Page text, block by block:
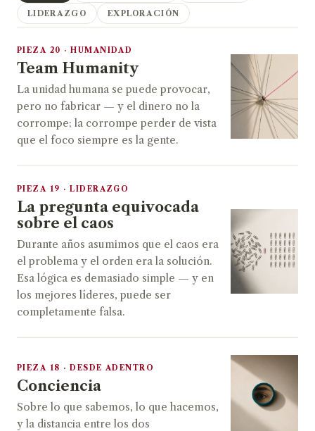
LIDERAZGO EXPLORACIÓN
PIEZA 20 · HUMANIDAD
Team Humanity
La unidad humana se puede provocar,
pero no fabricar — y el dinero no la
corrompe; la corrompe perder de vista
que el foco siempre es la gente.
PIEZA 19 · LIDERAZGO
La pregunta equivocada
sobre el caos
Durante años asumimos que el caos era
el problema y el orden era la solución.
Esa lógica es demasiado simple — y en
los mejores líderes, puede ser
completamente falsa.
PIEZA 18 · DESDE ADENTRO
Conciencia
Sobre lo que sabemos, lo que hacemos,
y la distancia entre los dos